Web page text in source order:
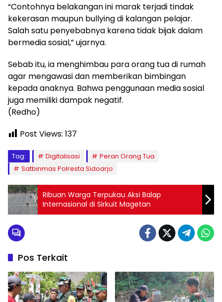
“Contohnya belakangan ini marak terjadi tindak
kekerasan maupun bullying di kalangan pelajar.
Salah satu penyebabnya karena tidak bijak dalam
bermedia sosial,” ujarnya.
Sebab itu, ia menghimbau para orang tua di rumah
agar mengawasi dan memberikan bimbingan
kepada anaknya. Bahwa penggunaan media sosial
juga memiliki dampak negatif.
(Redho)
Post Views: 137
Tag: Digitalisasi
Peran Orang Tua
Satbinmas Polresta Sidoarjo
Ribuan Warga Terpukau Aksi Balap
Internasional di Sirkuit Magetan
Pos Terkait